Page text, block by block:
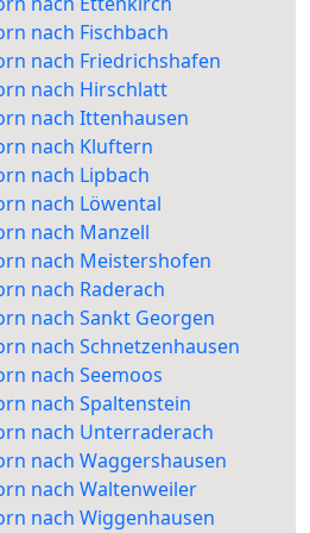
nach Fischbach
nach Friedrichshafen
nach Hirschlatt
nach Ittenhausen
nach Kluftern
nach Lipbach
nach Löwental
nach Manzell
nach Meistershofen
nach Raderach
nach Sankt Georgen
nach Schnetzenhausen
nach Seemoos
nach Spaltenstein
nach Unterraderach
nach Waggershausen
nach Waltenweiler
nach Wiggenhausen